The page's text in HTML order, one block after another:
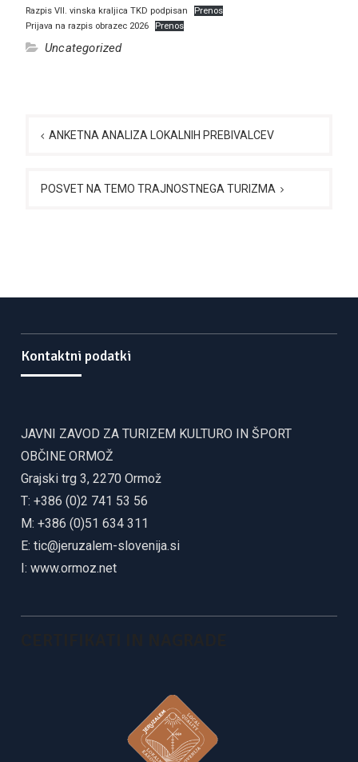
Razpis VII. vinska kraljica TKD podpisan
Prenos
Prijava na razpis obrazec 2026
Prenos
Uncategorized
prispevka
ANKETNA ANALIZA LOKALNIH PREBIVALCEV
POSVET NA TEMO TRAJNOSTNEGA TURIZMA
Kontaktni podatki
JAVNI ZAVOD ZA TURIZEM KULTURO IN ŠPORT
OBČINE ORMOŽ
Grajski trg 3, 2270 Ormož
T: +386 (0)2 741 53 56
M: +386 (0)51 634 311
E:tic@jeruzalem-slovenija.si
I:www.ormoz.net